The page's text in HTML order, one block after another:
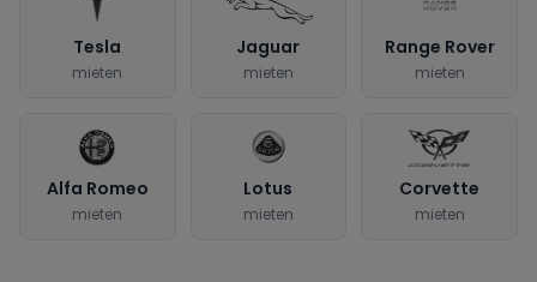
Tesla
mieten
Jaguar
mieten
Range Rover
mieten
Alfa Romeo
mieten
Lotus
mieten
Corvette
mieten